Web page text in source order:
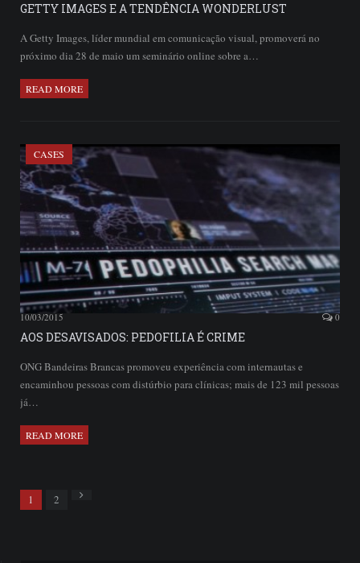
GETTY IMAGES E A TENDÊNCIA WONDERLUST
A Getty Images, líder mundial em comunicação visual, promoverá no
próximo dia 28 de maio um seminário online sobre a…
READ MORE
CASES
10/03/2015 0
AOS DESAVISADOS: PEDOFILIA É CRIME
ONG Bandeiras Brancas promoveu experiência com internautas e
encaminhou pessoas com distúrbio para clínicas; mais de 123 mil pessoas
já…
READ MORE
1 2 Next